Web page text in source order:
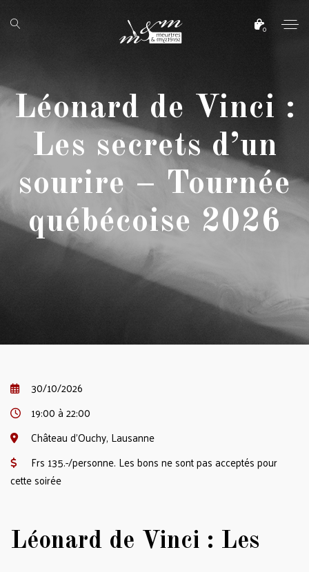
0
Léonard de Vinci :
Les secrets d’un
sourire – Tournée
québécoise 2026
30/10/2026
19:00 à 22:00
Château d'Ouchy, Lausanne
Frs 135.-/personne. Les bons ne sont pas acceptés pour
cette soirée
Léonard de Vinci : Les